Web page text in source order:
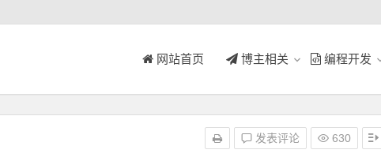
网站首页 博主相关 编程开发
发表评论 630